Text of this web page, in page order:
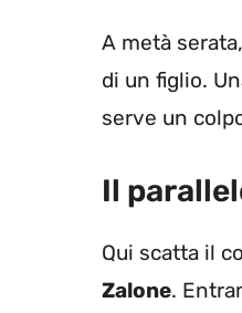
A metà
di un figlio.
serve un
Il
Qui scatta il
Zalone.